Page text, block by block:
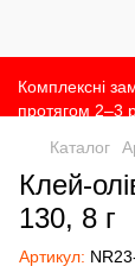
Комплексні
протягом 2–3
Каталог
Клей-
130, 8 г
Артикул: